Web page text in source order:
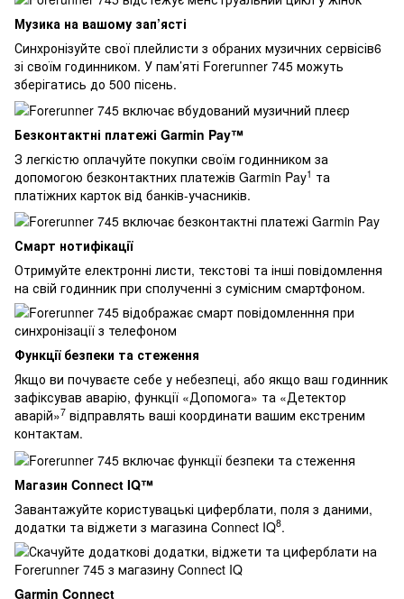
Музика на вашому зап’ясті
Синхронізуйте свої плейлисти з обраних музичних сервісів6
зі своїм годинником. У пам’яті Forerunner 745 можуть
зберігатись до 500 пісень.
Безконтактні платежі Garmin Pay™
З легкістю оплачуйте покупки своїм годинником за
допомогою безконтактних платежів Garmin Pay1 та
платіжних карток від банків-учасників.
Смарт нотифікації
Отримуйте електронні листи, текстові та інші повідомлення
на свій годинник при сполученні з сумісним смартфоном.
Функції безпеки та стеження
Якщо ви почуваєте себе у небезпеці, або якщо ваш годинник
зафіксував аварію, функції «Допомога» та «Детектор
аварій»7 відправлять ваші координати вашим екстреним
контактам.
Магазин Connect IQ™
Завантажуйте користувацькі циферблати, поля з даними,
додатки та віджети з магазина Connect IQ8.
Garmin Connect